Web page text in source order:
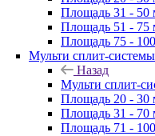
Площадь 31 - 50
Площадь 51 - 75
Площадь 75 -
Мульти сплит-системы
Назад
Мульти сплит-
Площадь 20 - 30
Площадь 31 - 70
Площадь 71 -